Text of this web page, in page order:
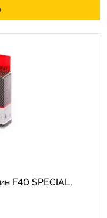
F40 SPECIAL,